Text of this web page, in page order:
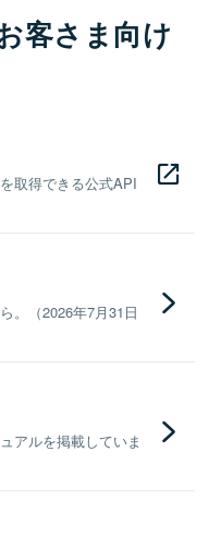
客さま向け
取得できる公式API
。（2026年7月31日
アルを掲載していま